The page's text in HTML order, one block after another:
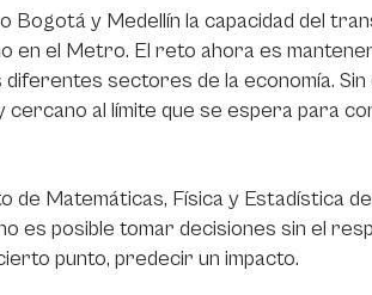
Bogotá y Medellín la capacidad del
en el Metro. El reto ahora es
diferentes sectores de la economía. Sin
cercano al límite que se espera para
Matemáticas, Física y Estadística
es posible tomar decisiones sin el
punto, predecir un impacto.